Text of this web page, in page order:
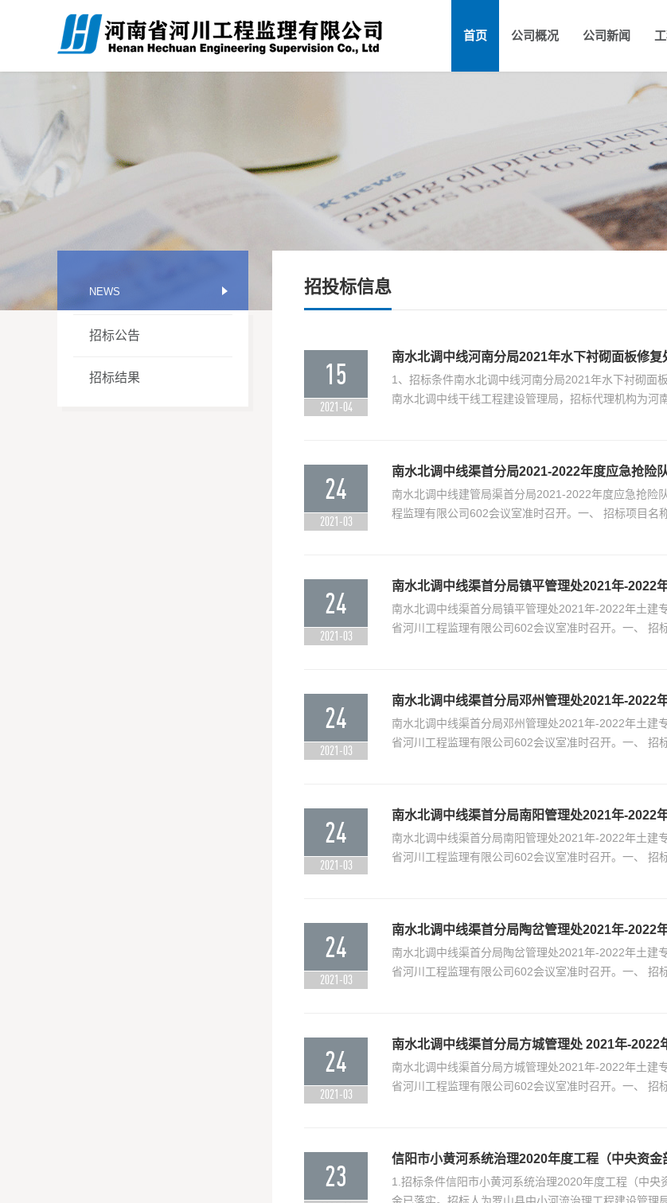
首页 公司概况 公司新闻
NEWS
招标公告
招标结果
招投标信息
15
2021-04
南水北调中线河南分局2021年水下衬砌面板修复
1、招标条件南水北调中线河南分局2021年水下衬砌面
南水北调中线干线工程建设管理局，招标代理机构为河
24
2021-03
南水北调中线渠首分局2021-2022年度应急抢险
南水北调中线建管局渠首分局2021-2022年度应急抢险
程监理有限公司602会议室准时召开。一、 招标项目名
24
2021-03
南水北调中线渠首分局镇平管理处2021年-2022
南水北调中线渠首分局镇平管理处2021年-2022年土建
省河川工程监理有限公司602会议室准时召开。一、 招
24
2021-03
南水北调中线渠首分局邓州管理处2021年-2022
南水北调中线渠首分局邓州管理处2021年-2022年土建
省河川工程监理有限公司602会议室准时召开。一、 招
24
2021-03
南水北调中线渠首分局南阳管理处2021年-2022
南水北调中线渠首分局南阳管理处2021年-2022年土建
省河川工程监理有限公司602会议室准时召开。一、 招
24
2021-03
南水北调中线渠首分局陶岔管理处2021年-2022
南水北调中线渠首分局陶岔管理处2021年-2022年土建
省河川工程监理有限公司602会议室准时召开。一、 招
24
2021-03
南水北调中线渠首分局方城管理处 2021年-
南水北调中线渠首分局方城管理处2021年-2022年土建
省河川工程监理有限公司602会议室准时召开。一、 招
23
信阳市小黄河系统治理2020年度工程（中央资
1.招标条件信阳市小黄河系统治理2020年度工程（中